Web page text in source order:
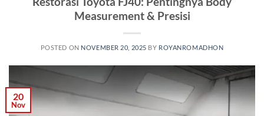
Measurement & Presisi
POSTED ON NOVEMBER 20, 2025 BY ROYANROMADHON
20
Nov